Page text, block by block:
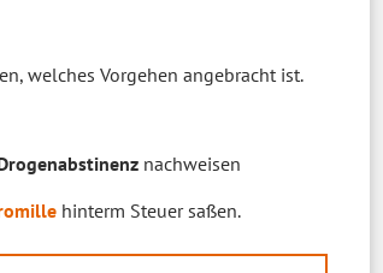
welches Vorgehen angebracht ist.
nachweisen
hinterm Steuer saßen.